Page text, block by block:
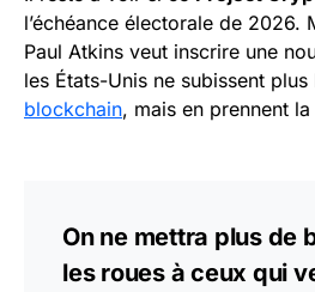
l’échéance électorale de 2026.
Paul Atkins veut inscrire une
les États-Unis ne subissent
blockchain, mais en prennent la
On ne mettra plus de
les roues à ceux qui